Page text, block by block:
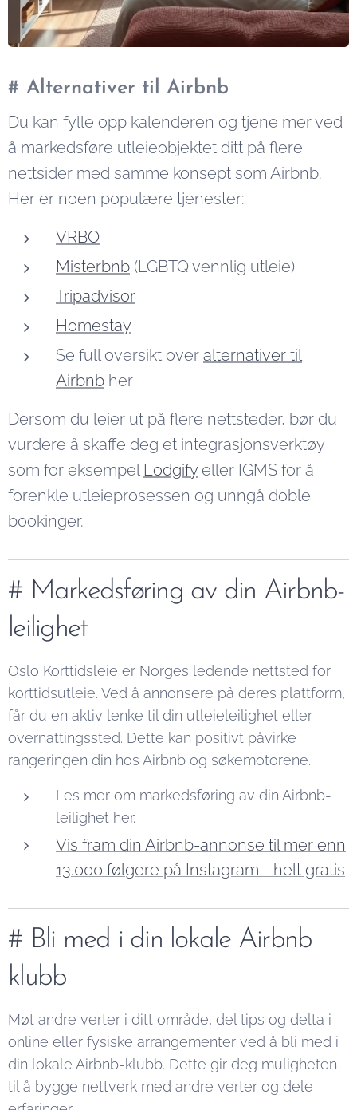
# Alternativer til Airbnb
Du kan fylle opp kalenderen og tjene mer ved
å markedsføre utleieobjektet ditt på flere
nettsider med samme konsept som Airbnb.
Her er noen populære tjenester:
VRBO
Misterbnb (LGBTQ vennlig utleie)
Tripadvisor
Homestay
Se full oversikt over alternativer til
Airbnb her
Dersom du leier ut på flere nettsteder, bør du
vurdere å skaffe deg et integrasjonsverktøy
som for eksempel Lodgifyeller IGMS for å
forenkle utleieprosessen og unngå doble
bookinger.
# Markedsføring av din Airbnb-
leilighet
Oslo Korttidsleie er Norges ledende nettsted for
korttidsutleie. Ved å annonsere på deres plattform,
får du en aktiv lenke til din utleieleilighet eller
overnattingssted. Dette kan positivt påvirke
rangeringen din hos Airbnb og søkemotorene.
Les mer om markedsføring av din Airbnb-
leilighet her.
Vis fram din Airbnb-annonse til mer enn
13.000 følgere på Instagram - helt gratis
# Bli med i din lokale Airbnb
klubb
Møt andre verter i ditt område, del tips og delta i
online eller fysiske arrangementer ved å bli med i
din lokale Airbnb-klubb. Dette gir deg muligheten
til å bygge nettverk med andre verter og dele